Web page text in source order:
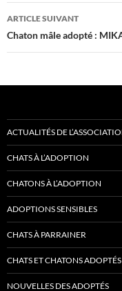
articles
ARTICLE SUIVANT
Chaton mâle adopté :
ACTUALITÉS DE
CHATS À L’ADOPTION
CHATONS À L’ADOPTION
ADOPTIONS SENSIBLES
CHATS À PARRAINER
CHATS ET CHATONS ADOPTÉS
NOUVELLES DES ADOPTÉS